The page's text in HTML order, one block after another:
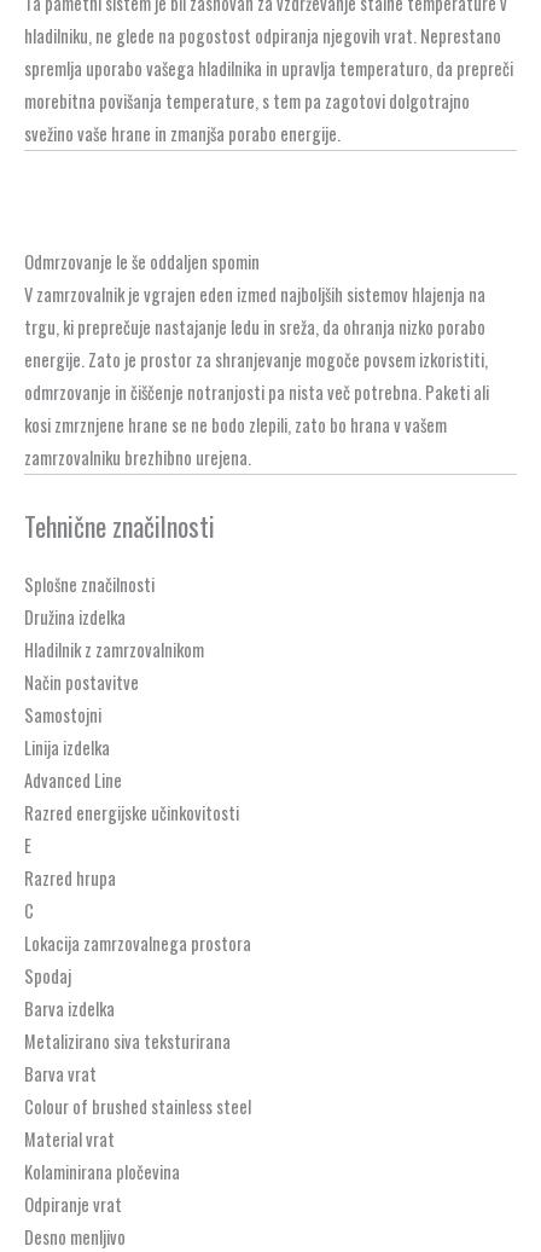
hladilniku, ne glede na pogostost odpiranja njegovih vrat. Neprestano
spremlja uporabo vašega hladilnika in upravlja temperaturo, da prepreči
morebitna povišanja temperature, s tem pa zagotovi dolgotrajno
svežino vaše hrane in zmanjša porabo energije.
Odmrzovanje le še oddaljen spomin
V zamrzovalnik je vgrajen eden izmed najboljših sistemov hlajenja na
trgu, ki preprečuje nastajanje ledu in sreža, da ohranja nizko porabo
energije. Zato je prostor za shranjevanje mogoče povsem izkoristiti,
odmrzovanje in čiščenje notranjosti pa nista več potrebna. Paketi ali
kosi zmrznjene hrane se ne bodo zlepili, zato bo hrana v vašem
zamrzovalniku brezhibno urejena.
Tehnične značilnosti
Splošne značilnosti
Družina izdelka
Hladilnik z zamrzovalnikom
Način postavitve
Samostojni
Linija izdelka
Advanced Line
Razred energijske učinkovitosti
E
Razred hrupa
C
Lokacija zamrzovalnega prostora
Spodaj
Barva izdelka
Metalizirano siva teksturirana
Barva vrat
Colour of brushed stainless steel
Material vrat
Kolaminirana pločevina
Odpiranje vrat
Desno menljivo